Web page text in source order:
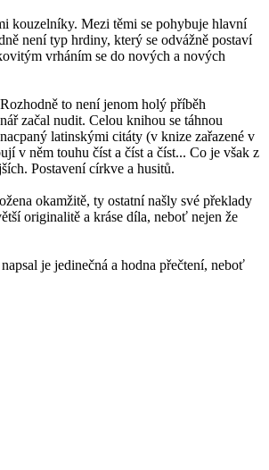
kouzelníky. Mezi těmi se pohybuje hlavní
není typ hrdiny, který se odvážně postaví
vrháním se do nových a nových
to není jenom holý příběh
začal nudit. Celou knihou se táhnou
latinskými citáty (v knize zařazené v
v něm touhu číst a číst a číst... Co je však z
Postavení církve a husitů.
okamžitě, ty ostatní našly své překlady
originalitě a kráse díla, neboť nejen že
je jedinečná a hodna přečtení, neboť